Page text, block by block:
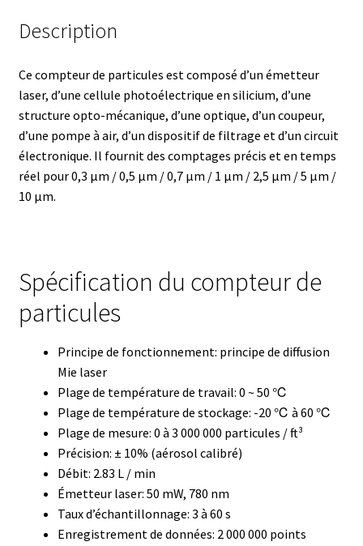
Bains à ultrasons
Bec Bunsen
Bioréacteur
Blocs thermostatés
Boites à gants
Calibrateur de température
Capteur de température
Capteurs météo et climatiques
Cartes de communication
Centrifugeuses
Description
Ce compteur de particules est composé d’un émetteur
laser, d’une cellule photoélectrique en silicium, d’une
structure opto-mécanique, d’une optique, d’un coupeur,
d’une pompe à air, d’un dispositif de filtrage et d’un circuit
électronique. Il fournit des comptages précis et en temps
réel pour 0,3 μm / 0,5 μm / 0,7 μm / 1 μm / 2,5 μm / 5 μm /
10 μm.
Spécification du compteur de
particules
Principe de fonctionnement: principe de diffusion
Mie laser
Plage de température de travail: 0 ~ 50 ℃
Plage de température de stockage: -20 ℃ à 60 ℃
Plage de mesure: 0 à 3 000 000 particules / ft³
Précision: ± 10% (aérosol calibré)
Débit: 2.83 L / min
Émetteur laser: 50 mW, 780 nm
Taux d’échantillonnage: 3 à 60 s
Enregistrement de données: 2 000 000 points